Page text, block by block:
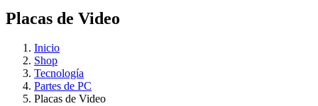
Placas de Video
Inicio
Shop
Tecnología
Partes de PC
Placas de Video